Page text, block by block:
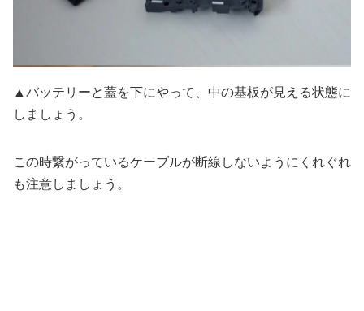
▲バッテリーと蓋を下にやって、中の基板が見える状態に
しましょう。
この時繋がっているケーブルが断線しないようにくれぐれ
も注意しましょう。